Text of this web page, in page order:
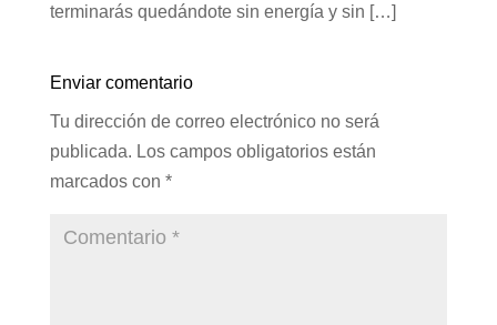
terminarás quedándote sin energía y sin […]
Enviar comentario
Tu dirección de correo electrónico no será
publicada. Los campos obligatorios están
marcados con *